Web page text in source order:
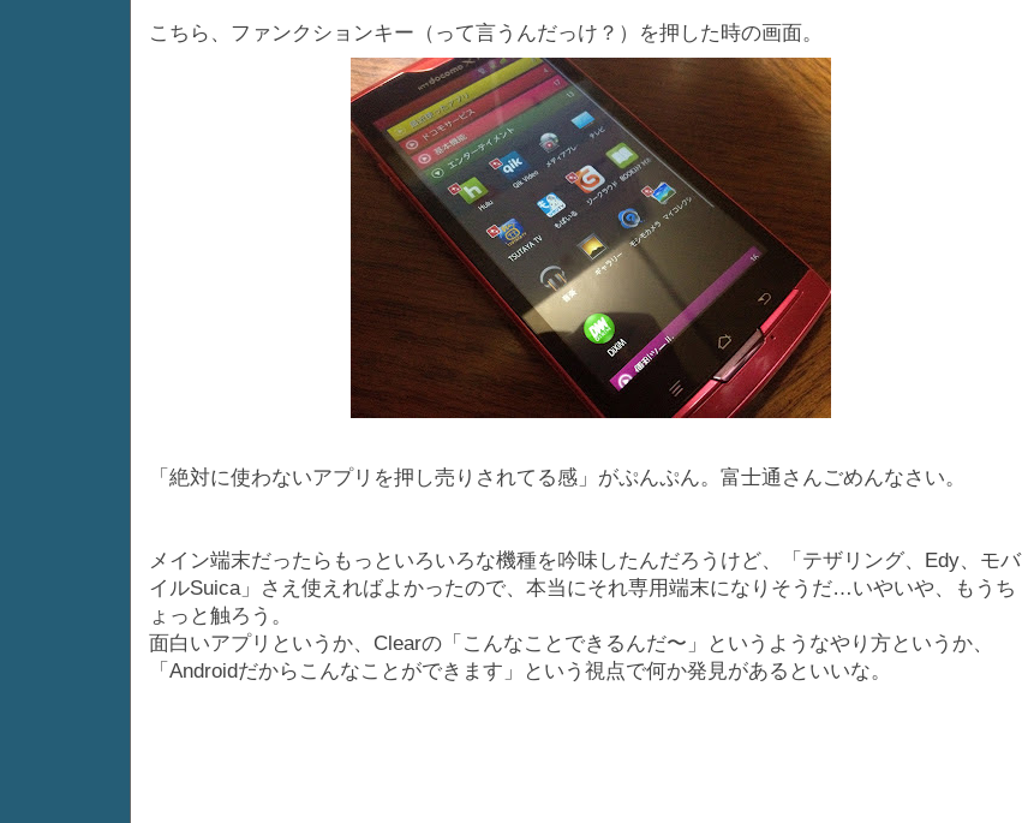
こちら、ファンクションキー（って言うんだっけ？）を押した時の画面。
「絶対に使わないアプリを押し売りされてる感」がぷんぷん。富士通さんごめんなさい。
メイン端末だったらもっといろいろな機種を吟味したんだろうけど、「テザリング、Edy、モバ
イルSuica」さえ使えればよかったので、本当にそれ専用端末になりそうだ…いやいや、もうち
ょっと触ろう。
面白いアプリというか、Clearの「こんなことできるんだ〜」というようなやり方というか、
「Androidだからこんなことができます」という視点で何か発見があるといいな。